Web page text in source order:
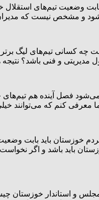
بابت وضعیت تیم‌های
و مشخص نیست که مدیران
چه کسانی تیم‌های لیگ
مدیریتی و فنی باشد؟
فصل آینده هم
خوزستان باید بابت
باید باشد و اگر نخواست
مجلس و استاندار